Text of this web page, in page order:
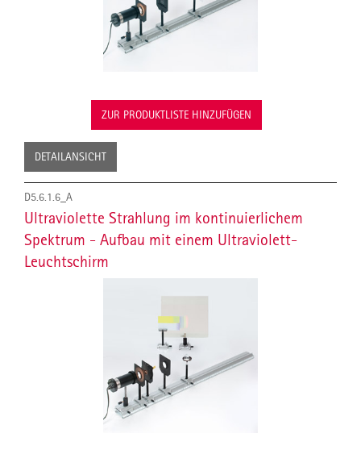
ZUR PRODUKTLISTE HINZUFÜGEN
DETAILANSICHT
D5.6.1.6_A
Ultraviolette Strahlung im kontinuierlichem
Spektrum - Aufbau mit einem Ultraviolett-
Leuchtschirm